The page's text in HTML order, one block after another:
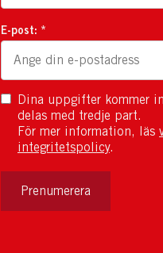
E-post: *
Dina uppgifter kommer
delas med tredje part.
För mer information, läs
integritetspolicy.
Prenumerera